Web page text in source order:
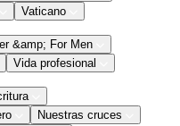
Vaticano
&amp; For Men
Vida profesional
Nuestras cruces